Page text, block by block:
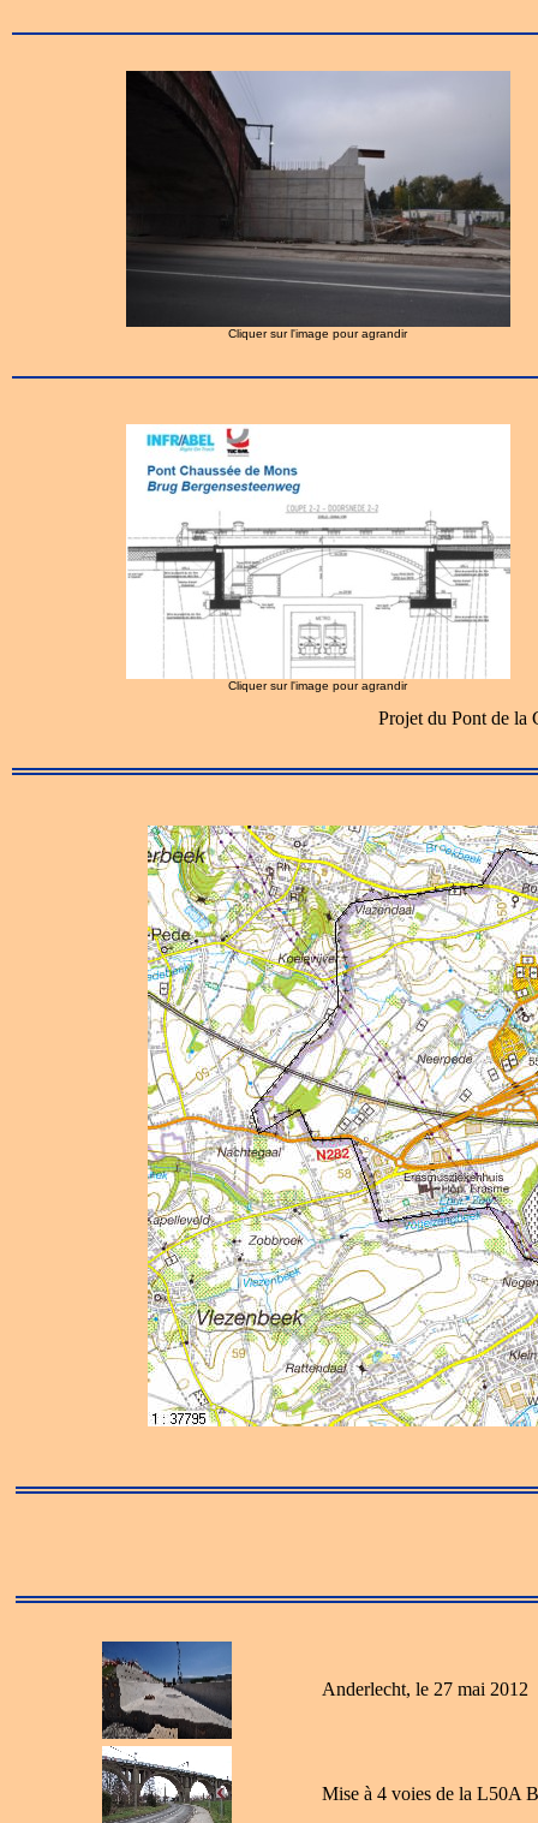
Cliquer sur l'image pour agrandir
Cliquer sur l'image pour agrandir
Projet du Pont de la
Anderlecht, le 27 mai 2012
Mise à 4 voies de la L50A